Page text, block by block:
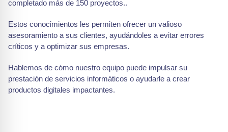
completado más de 150 proyectos..
Estos conocimientos les permiten ofrecer un valioso
asesoramiento a sus clientes, ayudándoles a evitar errores
críticos y a optimizar sus empresas.
Hablemos de cómo nuestro equipo puede impulsar su
prestación de servicios informáticos o ayudarle a crear
productos digitales impactantes.